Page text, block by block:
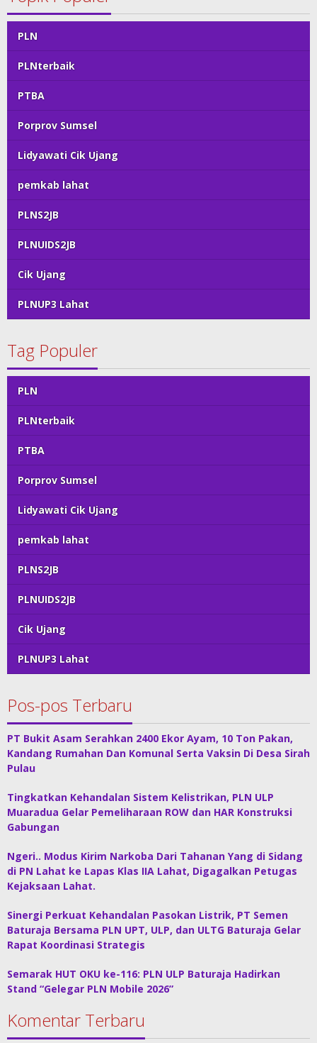
PLN
PLNterbaik
PTBA
Porprov Sumsel
Lidyawati Cik Ujang
pemkab lahat
PLNS2JB
PLNUIDS2JB
Cik Ujang
PLNUP3 Lahat
Tag Populer
PLN
PLNterbaik
PTBA
Porprov Sumsel
Lidyawati Cik Ujang
pemkab lahat
PLNS2JB
PLNUIDS2JB
Cik Ujang
PLNUP3 Lahat
Pos-pos Terbaru
PT Bukit Asam Serahkan 2400 Ekor Ayam, 10 Ton Pakan,
Kandang Rumahan Dan Komunal Serta Vaksin Di Desa Sirah
Pulau
Tingkatkan Kehandalan Sistem Kelistrikan, PLN ULP
Muaradua Gelar Pemeliharaan ROW dan HAR Konstruksi
Gabungan
Ngeri.. Modus Kirim Narkoba Dari Tahanan Yang di Sidang
di PN Lahat ke Lapas Klas IIA Lahat, Digagalkan Petugas
Kejaksaan Lahat.
Sinergi Perkuat Kehandalan Pasokan Listrik, PT Semen
Baturaja Bersama PLN UPT, ULP, dan ULTG Baturaja Gelar
Rapat Koordinasi Strategis
Semarak HUT OKU ke-116: PLN ULP Baturaja Hadirkan
Stand “Gelegar PLN Mobile 2026”
Komentar Terbaru